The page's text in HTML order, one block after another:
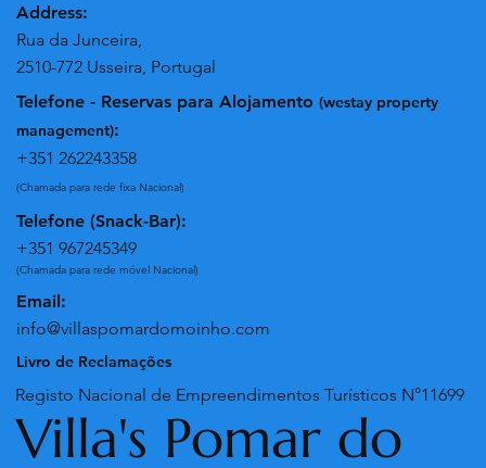
Address:
Rua da Junceira,
2510-772 Usseira, Portugal
Telefone - Reservas para Alojamento (westay property
management):
+351 262243358
(Chamada para rede fixa Nacional)
Telefone (Snack-Bar):
+351 967245349
(Chamada para rede móvel Nacional)
Email:
info@villaspomardomoinho.com
Livro de Reclamações
Registo Nacional de Empreendimentos Turísticos N°11699
Villa's Pomar do